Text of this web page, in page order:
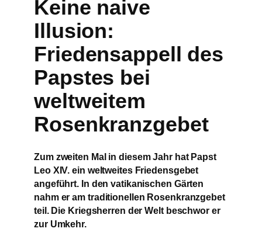
Keine naive
Illusion:
Friedensappell des
Papstes bei
weltweitem
Rosenkranzgebet
Zum zweiten Mal in diesem Jahr hat Papst
Leo XIV. ein weltweites Friedensgebet
angeführt. In den vatikanischen Gärten
nahm er am traditionellen Rosenkranzgebet
teil. Die Kriegsherren der Welt beschwor er
zur Umkehr.